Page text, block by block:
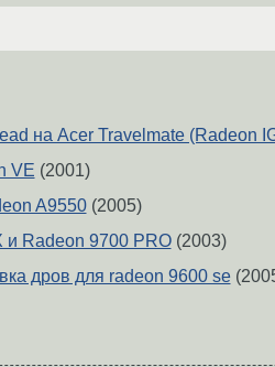
на Acer Travelmate (Radeon
VE (2001)
A9550(2005)
и Radeon 9700 PRO(2003)
дров для radeon 9600 se